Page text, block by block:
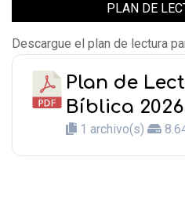
PLAN DE
Descargue el plan de lectura
Plan de
Bíblica 2026
1 archivo(s)